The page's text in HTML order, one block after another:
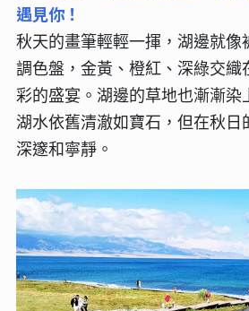
遇見你！
秋天的畫筆輕輕一揮，湖邊就像
調色盤，金黃、橙紅、深綠交織
彩的盛宴。湖邊的草地也漸漸染
湖水依舊清澈如寶石，但在秋日
深邃和寧靜。